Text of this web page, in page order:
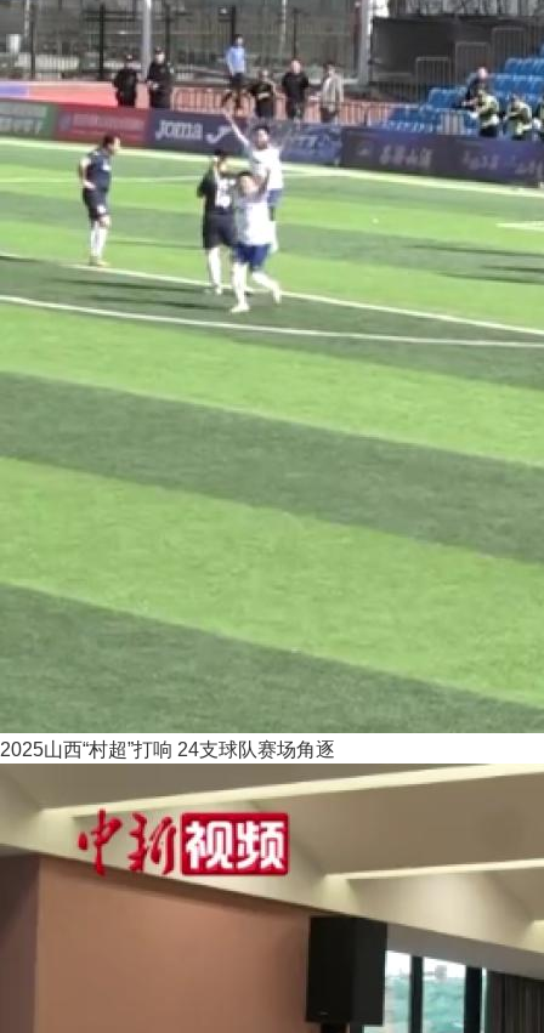
2025山西“村超”打响 24支球队赛场角逐